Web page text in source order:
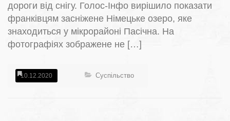
дороги від снігу. Голос-Інфо вирішило показати
франківцям засніжене Німецьке озеро, яке
знаходиться у мікрорайоні Пасічна. На
фотографіях зображене не […]
10.12.2020 Суспільство